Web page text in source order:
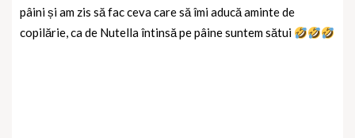
pâini și am zis să fac ceva care să îmi aducă aminte de
copilărie, ca de Nutella întinsă pe pâine suntem sătui